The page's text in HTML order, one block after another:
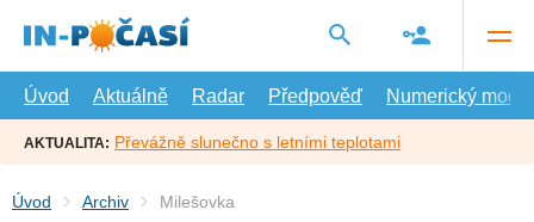
hlavní
Úvod
Aktuálně Radar Předpověď Numerický model
AKTUALITA: Převážně slunečno s letními teplotami
Úvod Archiv Milešovka